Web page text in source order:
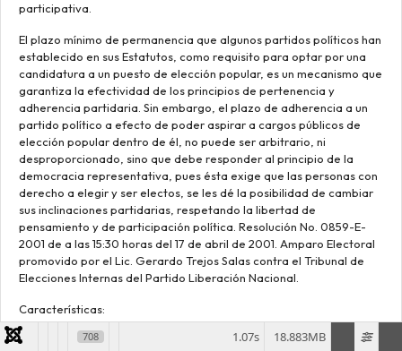
participativa.
El plazo mínimo de permanencia que algunos partidos políticos han
establecido en sus Estatutos, como requisito para optar por una
candidatura a un puesto de elección popular, es un mecanismo que
garantiza la efectividad de los principios de pertenencia y
adherencia partidaria. Sin embargo, el plazo de adherencia a un
partido político a efecto de poder aspirar a cargos públicos de
elección popular dentro de él, no puede ser arbitrario, ni
desproporcionado, sino que debe responder al principio de la
democracia representativa, pues ésta exige que las personas con
derecho a elegir y ser electos, se les dé la posibilidad de cambiar
sus inclinaciones partidarias, respetando la libertad de
pensamiento y de participación política. Resolución No. 0859-E-
2001 de a las 15:30 horas del 17 de abril de 2001. Amparo Electoral
promovido por el Lic. Gerardo Trejos Salas contra el Tribunal de
Elecciones Internas del Partido Liberación Nacional.
Características:
Factores de relevancia
Impacto político
708 18.883MB
1.07s